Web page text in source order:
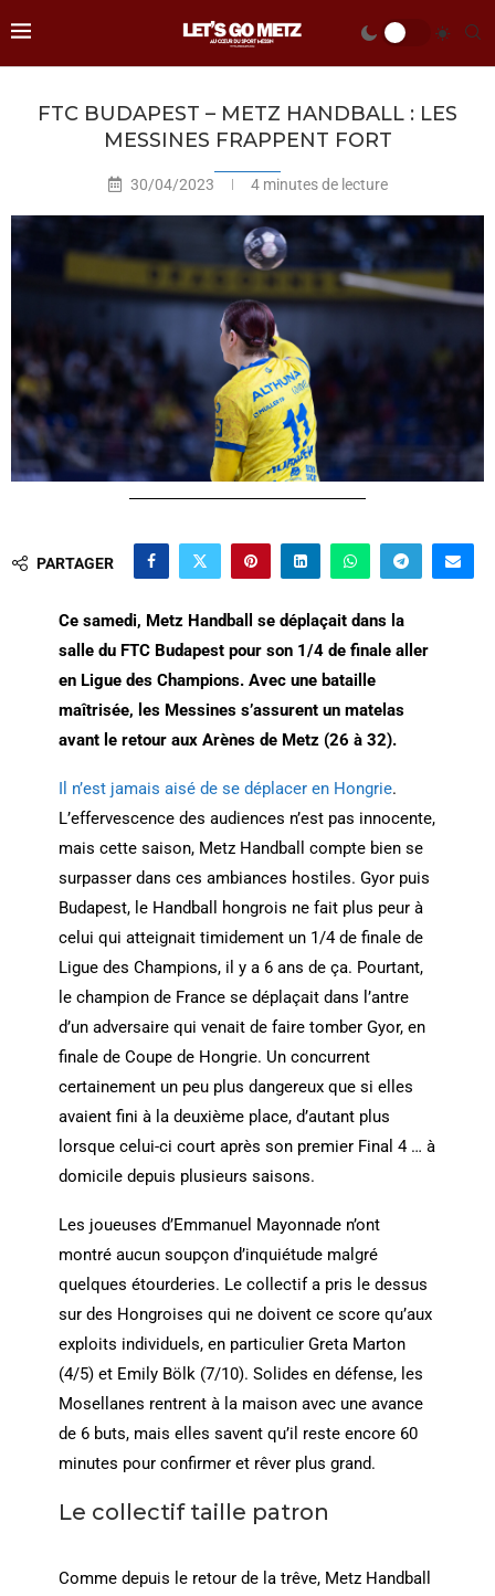
FTC BUDAPEST – METZ HANDBALL : LES
MESSINES FRAPPENT FORT
30/04/2023 4 minutes de lecture
PARTAGER
Ce samedi, Metz Handball se déplaçait dans la
salle du FTC Budapest pour son 1/4 de finale aller
en Ligue des Champions. Avec une bataille
maîtrisée, les Messines s’assurent un matelas
avant le retour aux Arènes de Metz (26 à 32).
Il n’est jamais aisé de se déplacer en Hongrie.
L’effervescence des audiences n’est pas innocente,
mais cette saison, Metz Handball compte bien se
surpasser dans ces ambiances hostiles. Gyor puis
Budapest, le Handball hongrois ne fait plus peur à
celui qui atteignait timidement un 1/4 de finale de
Ligue des Champions, il y a 6 ans de ça. Pourtant,
le champion de France se déplaçait dans l’antre
d’un adversaire qui venait de faire tomber Gyor, en
finale de Coupe de Hongrie. Un concurrent
certainement un peu plus dangereux que si elles
avaient fini à la deuxième place, d’autant plus
lorsque celui-ci court après son premier Final 4 … à
domicile depuis plusieurs saisons.
Les joueuses d’Emmanuel Mayonnade n’ont
montré aucun soupçon d’inquiétude malgré
quelques étourderies. Le collectif a pris le dessus
sur des Hongroises qui ne doivent ce score qu’aux
exploits individuels, en particulier Greta Marton
(4/5) et Emily Bölk (7/10). Solides en défense, les
Mosellanes rentrent à la maison avec une avance
de 6 buts, mais elles savent qu’il reste encore 60
minutes pour confirmer et rêver plus grand.
Le collectif taille patron
Comme depuis le retour de la trêve, Metz Handball